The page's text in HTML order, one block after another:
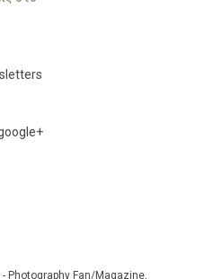
- Photography Fan/Magazine,